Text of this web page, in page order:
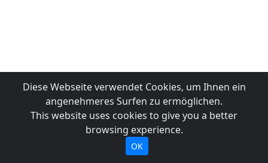
Diese Webseite verwendet Cookies, um Ihnen ein
angenehmeres Surfen zu ermöglichen.
This website uses cookies to give you a better
browsing experience.
OK